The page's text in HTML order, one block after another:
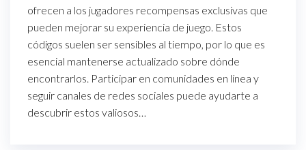
ofrecen a los jugadores recompensas exclusivas que
pueden mejorar su experiencia de juego. Estos
códigos suelen ser sensibles al tiempo, por lo que es
esencial mantenerse actualizado sobre dónde
encontrarlos. Participar en comunidades en línea y
seguir canales de redes sociales puede ayudarte a
descubrir estos valiosos…